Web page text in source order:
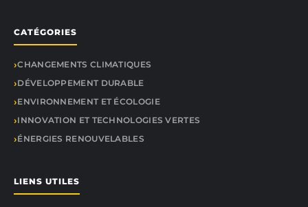
CATÉGORIES
CHANGEMENTS CLIMATIQUES
DÉVELOPPEMENT DURABLE
ENVIRONNEMENT ET ÉCOLOGIE
INNOVATION ET TECHNOLOGIES VERTES
ÉNERGIES RENOUVELABLES
LIENS UTILES